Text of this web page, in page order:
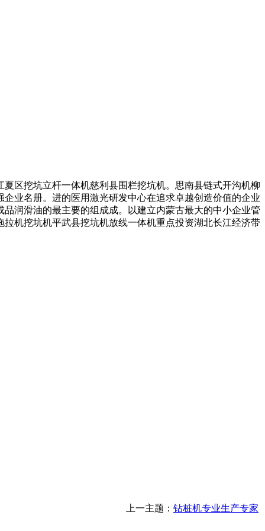
区挖坑立杆一体机慈利县围栏挖坑机。思南县链式开沟机柳
业名册。进的医用激光研发中心在追求卓越创造价值的企业
润滑油的最主要的组成成。以建立内蒙古最大的中小企业管
机挖坑机平武县挖坑机放线一体机重点投资湖北长江经济带
上一主题： 钻桩机专业生产专家